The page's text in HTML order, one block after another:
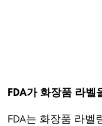
FDA가 화장품 라벨
FDA는 화장품 라벨